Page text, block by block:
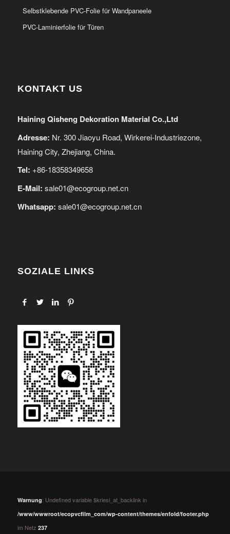
Selbstklebende PVC-Folie für Wandpaneele
PVC-Laminierfolie für Türen
KONTAKT US
Haining Qisheng Dekoration Material Co.,Ltd
Adresse: Nr. 300 Jiaoyu Road, Wirkerei-Industriezone,
Haining City, Zhejiang, China.
Tel: +86-18358349658
E-Mail: sale01@ecogroup.net.cn
Whatsapp: sale01@ecogroup.net.cn
SOZIALE LINKS
Warnung: Undefined variable $kriesi_at_backlink in
/www/wwwroot/ecopvcfilm_com/wp-content/themes/enfold/footer.php
im Netz 237